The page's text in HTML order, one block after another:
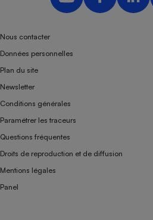
Nous contacter
Données personnelles
Plan du site
Newsletter
Conditions générales
Paramétrer les traceurs
Questions fréquentes
Droits de reproduction et de diffusion
Mentions légales
Panel